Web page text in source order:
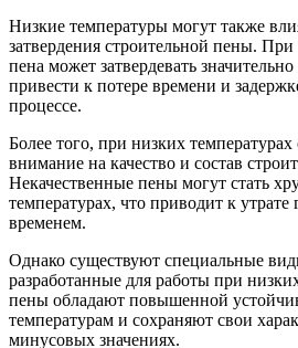
Низкие температуры могут также
затвердения строительной пены.
пена может затвердевать
привести к потере времени и
процессе.
Более того, при низких температурах
внимание на качество и состав
Некачественные пены могут стать
температурах, что приводит к утрате
временем.
Однако существуют специальные
разработанные для работы при
пены обладают повышенной
температурам и сохраняют свои
минусовых значениях.